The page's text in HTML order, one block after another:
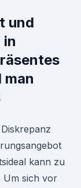
und
in
man
kann zu
Um sich vor